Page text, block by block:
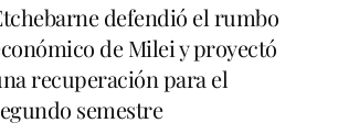
defendió el rumbo
de Milei y proyectó
recuperación para el
semestre